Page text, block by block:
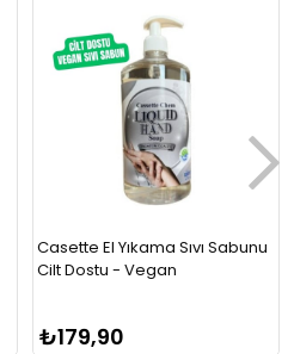
Casette El Yıkama Sıvı Sabunu
Cilt Dostu - Vegan
₺179,90